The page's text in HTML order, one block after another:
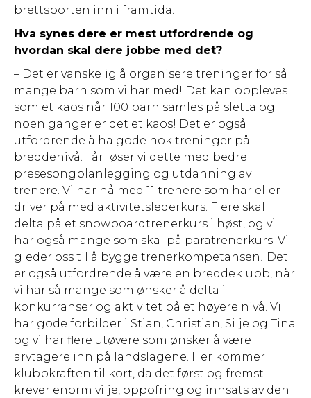
brettsporten inn i framtida.
Hva synes dere er mest utfordrende og
hvordan skal dere jobbe med det?
– Det er vanskelig å organisere treninger for så
mange barn som vi har med! Det kan oppleves
som et kaos når 100 barn samles på sletta og
noen ganger er det et kaos! Det er også
utfordrende å ha gode nok treninger på
breddenivå. I år løser vi dette med bedre
presesongplanlegging og utdanning av
trenere. Vi har nå med 11 trenere som har eller
driver på med aktivitetslederkurs. Flere skal
delta på et snowboardtrenerkurs i høst, og vi
har også mange som skal på paratrenerkurs. Vi
gleder oss til å bygge trenerkompetansen! Det
er også utfordrende å være en breddeklubb, når
vi har så mange som ønsker å delta i
konkurranser og aktivitet på et høyere nivå. Vi
har gode forbilder i Stian, Christian, Silje og Tina
og vi har flere utøvere som ønsker å være
arvtagere inn på landslagene. Her kommer
klubbkraften til kort, da det først og fremst
krever enorm vilje, oppofring og innsats av den